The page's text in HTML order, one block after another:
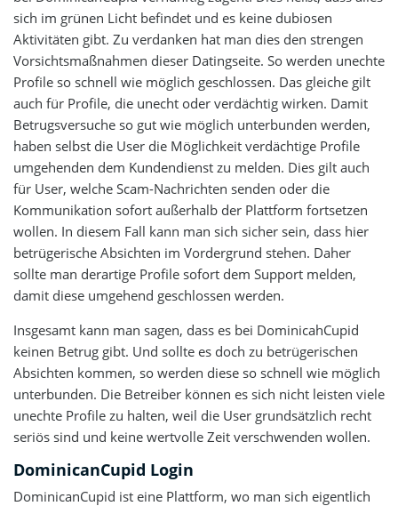
sich im grünen Licht befindet und es keine dubiosen
Aktivitäten gibt. Zu verdanken hat man dies den strengen
Vorsichtsmaßnahmen dieser Datingseite. So werden unechte
Profile so schnell wie möglich geschlossen. Das gleiche gilt
auch für Profile, die unecht oder verdächtig wirken. Damit
Betrugsversuche so gut wie möglich unterbunden werden,
haben selbst die User die Möglichkeit verdächtige Profile
umgehenden dem Kundendienst zu melden. Dies gilt auch
für User, welche Scam-Nachrichten senden oder die
Kommunikation sofort außerhalb der Plattform fortsetzen
wollen. In diesem Fall kann man sich sicher sein, dass hier
betrügerische Absichten im Vordergrund stehen. Daher
sollte man derartige Profile sofort dem Support melden,
damit diese umgehend geschlossen werden.
Insgesamt kann man sagen, dass es bei DominicahCupid
keinen Betrug gibt. Und sollte es doch zu betrügerischen
Absichten kommen, so werden diese so schnell wie möglich
unterbunden. Die Betreiber können es sich nicht leisten viele
unechte Profile zu halten, weil die User grundsätzlich recht
seriös sind und keine wertvolle Zeit verschwenden wollen.
DominicanCupid Login
DominicanCupid ist eine Plattform, wo man sich eigentlich